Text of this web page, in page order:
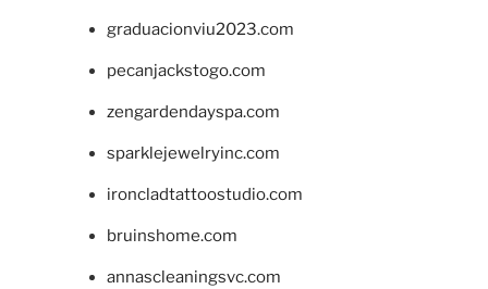
graduacionviu2023.com
pecanjackstogo.com
zengardendayspa.com
sparklejewelryinc.com
ironcladtattoostudio.com
bruinshome.com
annascleaningsvc.com